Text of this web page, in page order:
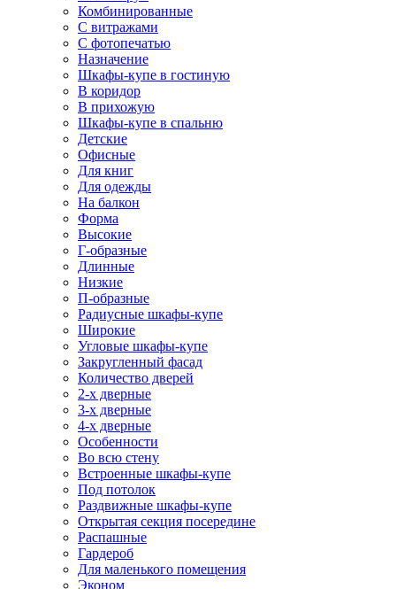
Комбинированные
С витражами
С фотопечатью
Назначение
Шкафы-купе в гостиную
В коридор
В прихожую
Шкафы-купе в спальню
Детские
Офисные
Для книг
Для одежды
На балкон
Форма
Высокие
Г-образные
Длинные
Низкие
П-образные
Радиусные шкафы-купе
Широкие
Угловые шкафы-купе
Закругленный фасад
Количество дверей
2-х дверные
3-х дверные
4-х дверные
Особенности
Во всю стену
Встроенные шкафы-купе
Под потолок
Раздвижные шкафы-купе
Открытая секция посередине
Распашные
Гардероб
Для маленького помещения
Эконом